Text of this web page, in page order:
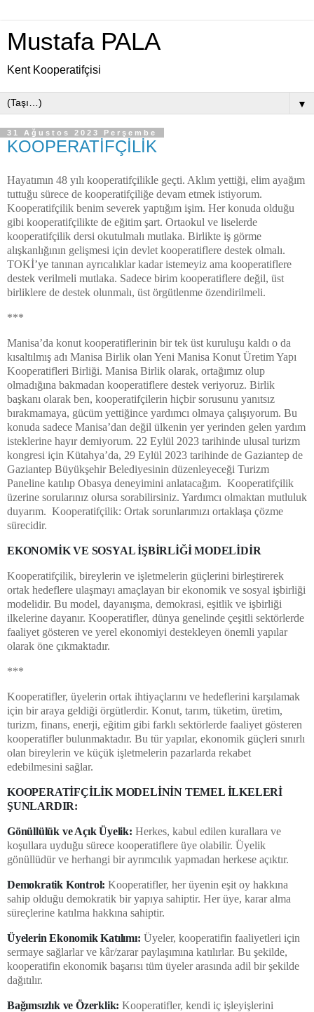
Mustafa PALA
Kent Kooperatifçisi
▼
31 Ağustos 2023 Perşembe
KOOPERATİFÇİLİK
Hayatımın 48 yılı kooperatifçilikle geçti. Aklım yettiği, elim ayağım
tuttuğu sürece de kooperatifçiliğe devam etmek istiyorum.
Kooperatifçilik benim severek yaptığım işim. Her konuda olduğu
gibi kooperatifçilikte de eğitim şart. Ortaokul ve liselerde
kooperatifçilik dersi okutulmalı mutlaka. Birlikte iş görme
alışkanlığının gelişmesi için devlet kooperatiflere destek olmalı.
TOKİ’ye tanınan ayrıcalıklar kadar istemeyiz ama kooperatiflere
destek verilmeli mutlaka. Sadece birim kooperatiflere değil, üst
birliklere de destek olunmalı, üst örgütlenme özendirilmeli.
***
Manisa’da konut kooperatiflerinin bir tek üst kuruluşu kaldı o da
kısaltılmış adı Manisa Birlik olan Yeni Manisa Konut Üretim Yapı
Kooperatifleri Birliği. Manisa Birlik olarak, ortağımız olup
olmadığına bakmadan kooperatiflere destek veriyoruz. Birlik
başkanı olarak ben, kooperatifçilerin hiçbir sorusunu yanıtsız
bırakmamaya, gücüm yettiğince yardımcı olmaya çalışıyorum. Bu
konuda sadece Manisa’dan değil ülkenin yer yerinden gelen yardım
isteklerine hayır demiyorum. 22 Eylül 2023 tarihinde ulusal turizm
kongresi için Kütahya’da, 29 Eylül 2023 tarihinde de Gaziantep de
Gaziantep Büyükşehir Belediyesinin düzenleyeceği Turizm
Paneline katılıp Obasya deneyimini anlatacağım. Kooperatifçilik
üzerine sorularınız olursa sorabilirsiniz. Yardımcı olmaktan mutluluk
duyarım. Kooperatifçilik: Ortak sorunlarımızı ortaklaşa çözme
sürecidir.
EKONOMİK VE SOSYAL İŞBİRLİĞİ MODELİDİR
Kooperatifçilik, bireylerin ve işletmelerin güçlerini birleştirerek
ortak hedeflere ulaşmayı amaçlayan bir ekonomik ve sosyal işbirliği
modelidir. Bu model, dayanışma, demokrasi, eşitlik ve işbirliği
ilkelerine dayanır. Kooperatifler, dünya genelinde çeşitli sektörlerde
faaliyet gösteren ve yerel ekonomiyi destekleyen önemli yapılar
olarak öne çıkmaktadır.
***
Kooperatifler, üyelerin ortak ihtiyaçlarını ve hedeflerini karşılamak
için bir araya geldiği örgütlerdir. Konut, tarım, tüketim, üretim,
turizm, finans, enerji, eğitim gibi farklı sektörlerde faaliyet gösteren
kooperatifler bulunmaktadır. Bu tür yapılar, ekonomik güçleri sınırlı
olan bireylerin ve küçük işletmelerin pazarlarda rekabet
edebilmesini sağlar.
KOOPERATİFÇİLİK MODELİNİN TEMEL İLKELERİ
ŞUNLARDIR:
Gönüllülük ve Açık Üyelik: Herkes, kabul edilen kurallara ve
koşullara uyduğu sürece kooperatiflere üye olabilir. Üyelik
gönüllüdür ve herhangi bir ayrımcılık yapmadan herkese açıktır.
Demokratik Kontrol: Kooperatifler, her üyenin eşit oy hakkına
sahip olduğu demokratik bir yapıya sahiptir. Her üye, karar alma
süreçlerine katılma hakkına sahiptir.
Üyelerin Ekonomik Katılımı: Üyeler, kooperatifin faaliyetleri için
sermaye sağlarlar ve kâr/zarar paylaşımına katılırlar. Bu şekilde,
kooperatifin ekonomik başarısı tüm üyeler arasında adil bir şekilde
dağıtılır.
Bağımsızlık ve Özerklik: Kooperatifler, kendi iç işleyişlerini